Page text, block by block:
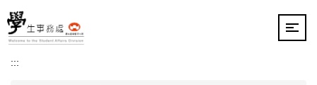
跳
到
主
內
:::